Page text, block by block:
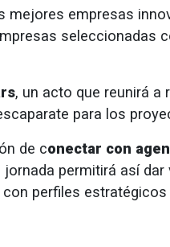
empresas
seleccionadas
, un acto que reunirá
para los
de conectar con
permitirá así
perfiles